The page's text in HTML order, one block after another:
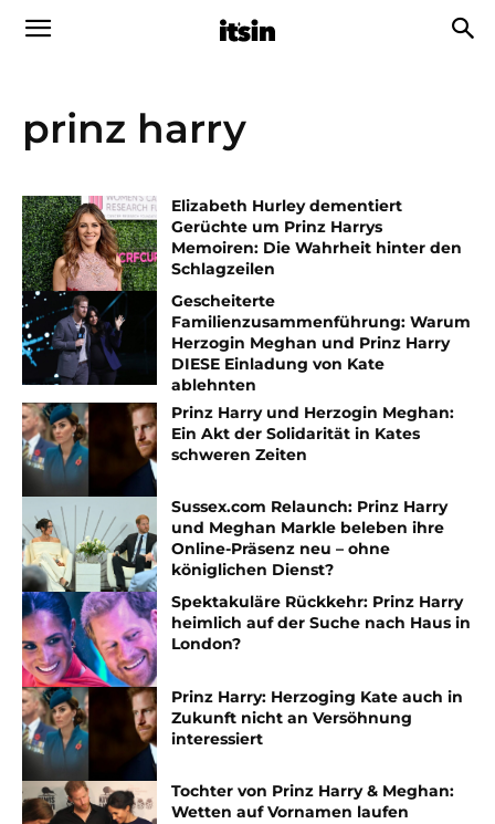
prinz harry
Elizabeth Hurley dementiert
Gerüchte um Prinz Harrys
Memoiren: Die Wahrheit hinter den
Schlagzeilen
Gescheiterte
Familienzusammenführung: Warum
Herzogin Meghan und Prinz Harry
DIESE Einladung von Kate
ablehnten
Prinz Harry und Herzogin Meghan:
Ein Akt der Solidarität in Kates
schweren Zeiten
Sussex.com Relaunch: Prinz Harry
und Meghan Markle beleben ihre
Online-Präsenz neu – ohne
königlichen Dienst?
Spektakuläre Rückkehr: Prinz Harry
heimlich auf der Suche nach Haus in
London?
Prinz Harry: Herzoging Kate auch in
Zukunft nicht an Versöhnung
interessiert
Tochter von Prinz Harry & Meghan:
Wetten auf Vornamen laufen